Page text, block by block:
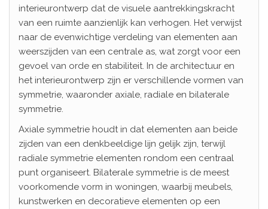
interieurontwerp dat de visuele aantrekkingskracht
van een ruimte aanzienlijk kan verhogen. Het verwijst
naar de evenwichtige verdeling van elementen aan
weerszijden van een centrale as, wat zorgt voor een
gevoel van orde en stabiliteit. In de architectuur en
het interieurontwerp zijn er verschillende vormen van
symmetrie, waaronder axiale, radiale en bilaterale
symmetrie.
Axiale symmetrie houdt in dat elementen aan beide
zijden van een denkbeeldige lijn gelijk zijn, terwijl
radiale symmetrie elementen rondom een centraal
punt organiseert. Bilaterale symmetrie is de meest
voorkomende vorm in woningen, waarbij meubels,
kunstwerken en decoratieve elementen op een